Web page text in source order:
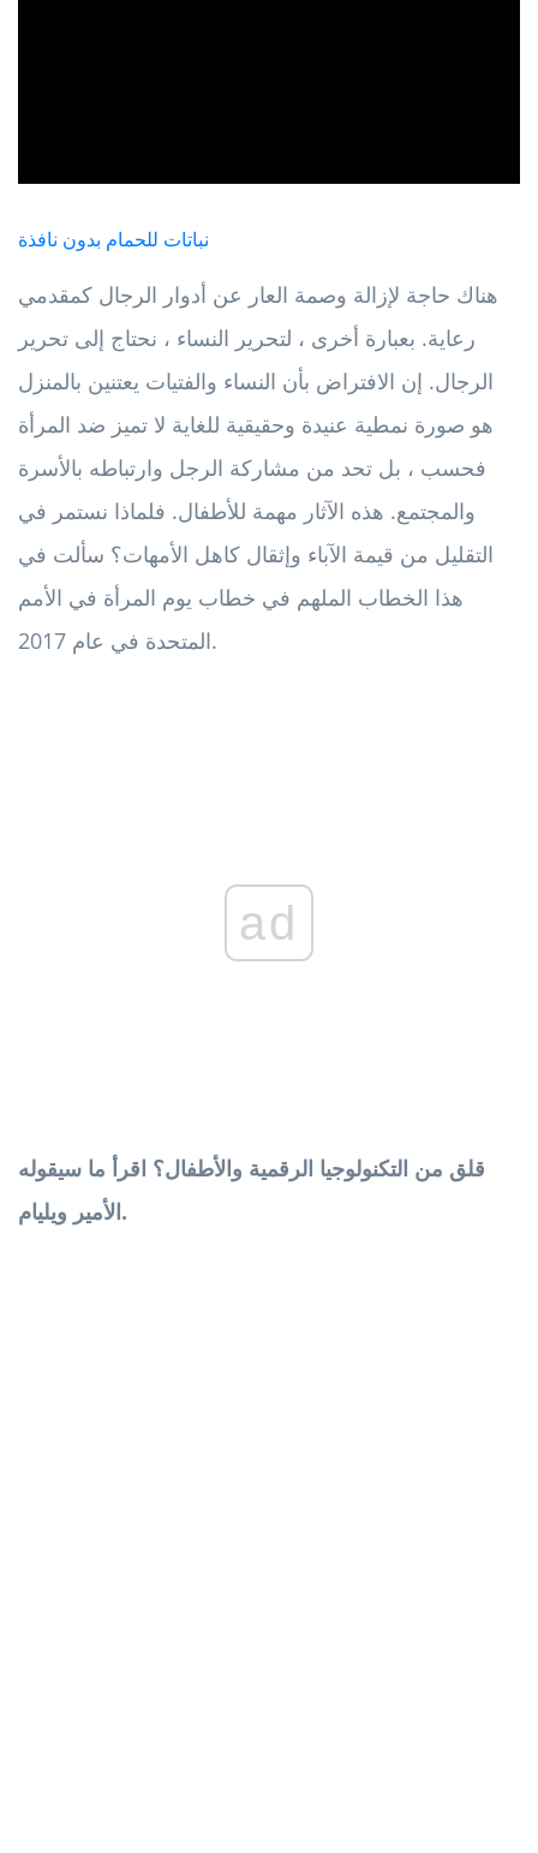
نباتات للحمام بدون نافذة
هناك حاجة لإزالة وصمة العار عن أدوار الرجال كمقدمي
رعاية. بعبارة أخرى ، لتحرير النساء ، نحتاج إلى تحرير
الرجال. إن الافتراض بأن النساء والفتيات يعتنين بالمنزل
هو صورة نمطية عنيدة وحقيقية للغاية لا تميز ضد المرأة
فحسب ، بل تحد من مشاركة الرجل وارتباطه بالأسرة
والمجتمع. هذه الآثار مهمة للأطفال. فلماذا نستمر في
التقليل من قيمة الآباء وإثقال كاهل الأمهات؟ سألت في
هذا الخطاب الملهم في خطاب يوم المرأة في الأمم
المتحدة في عام 2017.
ad
قلق من التكنولوجيا الرقمية والأطفال؟ اقرأ ما سيقوله
الأمير ويليام.